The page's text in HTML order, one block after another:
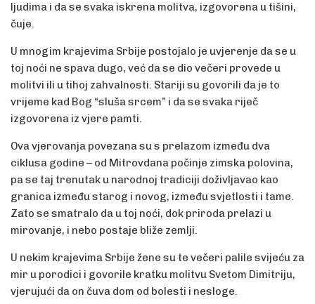
ljudima i da se svaka iskrena molitva, izgovorena u tišini,
čuje.
U mnogim krajevima Srbije postojalo je uvjerenje da se u
toj noći ne spava dugo, već da se dio večeri provede u
molitvi ili u tihoj zahvalnosti. Stariji su govorili da je to
vrijeme kad Bog “sluša srcem” i da se svaka riječ
izgovorena iz vjere pamti.
Ova vjerovanja povezana su s prelazom između dva
ciklusa godine – od Mitrovdana počinje zimska polovina,
pa se taj trenutak u narodnoj tradiciji doživljavao kao
granica između starog i novog, između svjetlosti i tame.
Zato se smatralo da u toj noći, dok priroda prelazi u
mirovanje, i nebo postaje bliže zemlji.
U nekim krajevima Srbije žene su te večeri palile svijeću za
mir u porodici i govorile kratku molitvu Svetom Dimitriju,
vjerujući da on čuva dom od bolesti i nesloge.